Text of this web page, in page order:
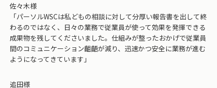
佐々木様
「パーソルWSCは私どもの相談に対して分厚い報告書を出して終
わるのではなく、日々の業務で従業員が使って効果を発揮できる
成果物を残してくださいました。仕組みが整ったおかげで従業員
間のコミュニケーション齟齬が減り、迅速かつ安全に業務が進む
ようになってきています」
追田様